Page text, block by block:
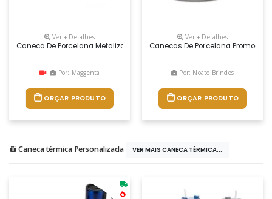
Ver + Detalhes
Caneca De Porcelana Metalizada Personalizada
Por: Maggenta
ORÇAR PRODUTO
Ver + Detalhes
Canecas De Porcelana
Por: Noato Brindes
ORÇAR PRODUTO
Caneca térmica Personalizada VER MAIS CANECA TÉRMICA...